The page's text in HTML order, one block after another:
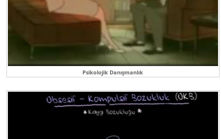
Psikolojik Danışmanlık